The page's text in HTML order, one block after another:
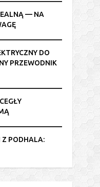
— NA
DO
PRZEWODNIK
Z PODHALA: